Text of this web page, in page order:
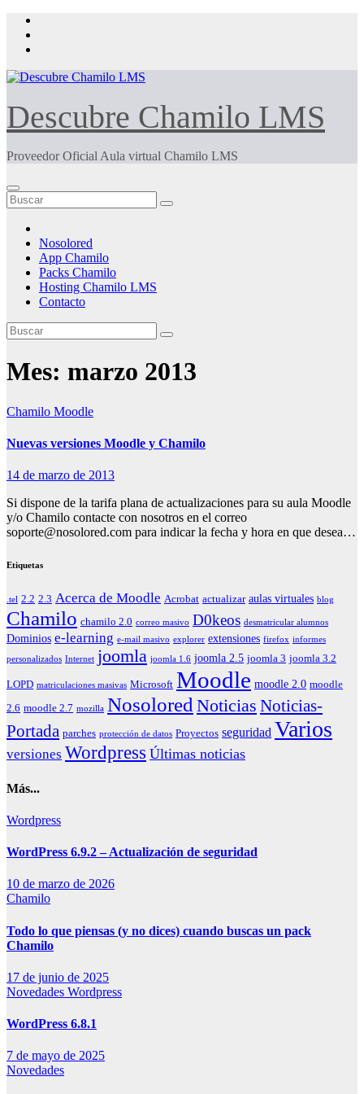
Saltar
contenido
Descubre Chamilo LMS
Proveedor Oficial Aula virtual Chamilo LMS
Nosolored
App Chamilo
Packs Chamilo
Hosting Chamilo LMS
Contacto
Mes: marzo 2013
Chamilo Moodle
Nuevas versiones Moodle y Chamilo
14 de marzo de 2013
Si dispone de la tarifa plana de actualizaciones para su aula Moodle
y/o Chamilo contacte con nosotros en el correo
soporte@nosolored.com para indicar la fecha y hora en que desea…
Etiquetas
.tel 2.2 2.3 Acerca de Moodle Acrobat actualizar aulas virtuales blog
Chamilo chamilo 2.0 correo masivo D0keos desmatricular alumnos
Dominios e-learning e-mail masivo explorer extensiones firefox informes
personalizados Internet joomla joomla 1.6 joomla 2.5 joomla 3 joomla 3.2
LOPD matriculaciones masivas Microsoft Moodle moodle 2.0 moodle
2.6 moodle 2.7 mozilla Nosolored Noticias Noticias-
Portada parches protección de datos Proyectos seguridad Varios
versiones Wordpress Últimas noticias
Más...
Wordpress
WordPress 6.9.2 – Actualización de seguridad
10 de marzo de 2026
Chamilo
Todo lo que piensas (y no dices) cuando buscas un pack
Chamilo
17 de junio de 2025
Novedades Wordpress
WordPress 6.8.1
7 de mayo de 2025
Novedades